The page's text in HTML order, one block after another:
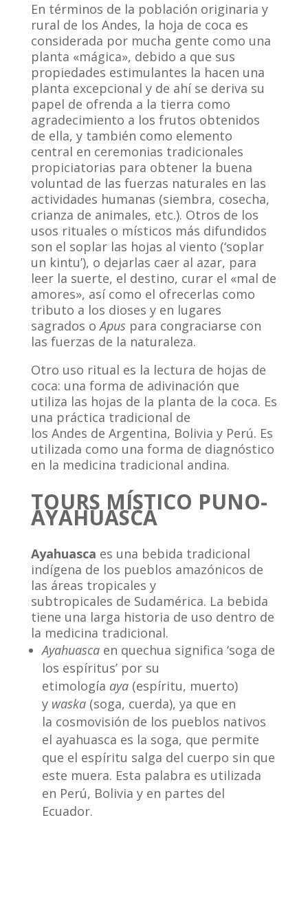
En términos de la población originaria y
rural de los Andes, la hoja de coca es
considerada por mucha gente como una
planta «mágica», debido a que sus
propiedades estimulantes la hacen una
planta excepcional y de ahí se deriva su
papel de ofrenda a la tierra como
agradecimiento a los frutos obtenidos
de ella, y también como elemento
central en ceremonias tradicionales
propiciatorias para obtener la buena
voluntad de las fuerzas naturales en las
actividades humanas (siembra, cosecha,
crianza de animales, etc.). Otros de los
usos rituales o místicos más difundidos
son el soplar las hojas al viento (‘soplar
un kintu’), o dejarlas caer al azar, para
leer la suerte, el destino, curar el «mal de
amores», así como el ofrecerlas como
tributo a los dioses y en lugares
sagrados oApus para congraciarse con
las fuerzas de la naturaleza.
Otro uso ritual es la lectura de hojas de
coca: una forma de adivinación que
utiliza las hojas de la planta de la coca. Es
una práctica tradicional de
los Andes de Argentina, Bolivia y Perú. Es
utilizada como una forma de diagnóstico
en la medicina tradicional andina.
TOURS MÍSTICO PUNO-
AYAHUASCA
Ayahuasca es una bebida tradicional
indígena de los pueblos amazónicos de
las áreas tropicales y
subtropicales de Sudamérica. La bebida
tiene una larga historia de uso dentro de
la medicina tradicional.
Ayahuascaen quechua significa ‘soga de
los espíritus’ por su
etimología aya(espíritu, muerto)
y waska(soga, cuerda), ya que en
la cosmovisión de los pueblos nativos
el ayahuasca es la soga, que permite
que el espíritu salga del cuerpo sin que
este muera. Esta palabra es utilizada
en Perú, Bolivia y en partes del
Ecuador.